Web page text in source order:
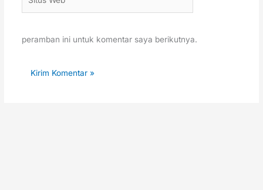
Web
peramban ini untuk komentar saya berikutnya.